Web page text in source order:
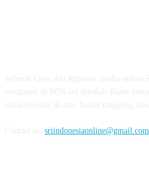
sriindonesiaonline@gmail.com